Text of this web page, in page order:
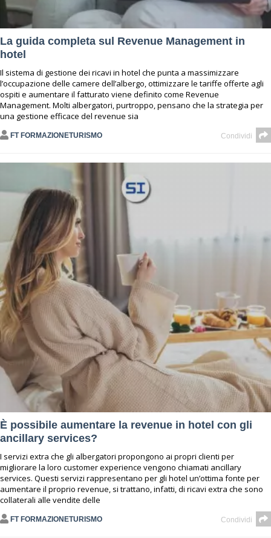
La guida completa sul Revenue Management in
hotel
Il sistema di gestione dei ricavi in hotel che punta a massimizzare
l’occupazione delle camere dell’albergo, ottimizzare le tariffe offerte agli
ospiti e aumentare il fatturato viene definito come Revenue
Management. Molti albergatori, purtroppo, pensano che la strategia per
una gestione efficace del revenue sia
FT FORMAZIONETURISMO Condividi
È possibile aumentare la revenue in hotel con gli
ancillary services?
I servizi extra che gli albergatori propongono ai propri clienti per
migliorare la loro customer experience vengono chiamati ancillary
services. Questi servizi rappresentano per gli hotel un’ottima fonte per
aumentare il proprio revenue, si trattano, infatti, di ricavi extra che sono
collaterali alle vendite delle
FT FORMAZIONETURISMO Condividi